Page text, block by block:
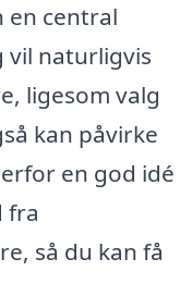
en central
vil naturligvis
ligesom valg
kan påvirke
en god idé
fra
så du kan få